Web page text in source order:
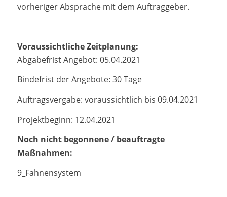
vorheriger Absprache mit dem Auftraggeber.
Voraussichtliche Zeitplanung:
Abgabefrist Angebot: 05.04.2021
Bindefrist der Angebote: 30 Tage
Auftragsvergabe: voraussichtlich bis 09.04.2021
Projektbeginn: 12.04.2021
Noch nicht begonnene / beauftragte
Maßnahmen:
9_Fahnensystem